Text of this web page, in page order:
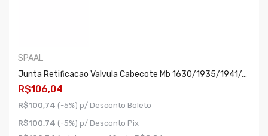
SPAAL
Junta Retificacao Valvula Cabecote Mb 1630/1935/1941/447/449
R$106,04
R$100,74 (-5%) p/ Desconto Boleto
R$100,74 (-5%) p/ Desconto Pix